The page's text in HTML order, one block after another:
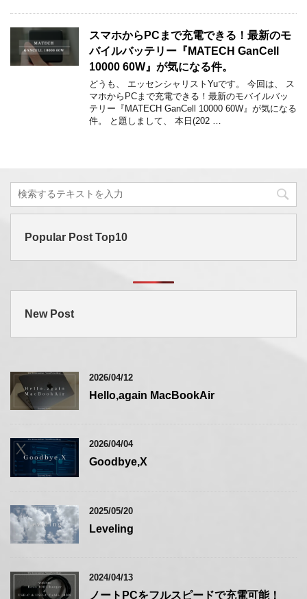
スマホからPCまで充電できる！最新のモ
バイルバッテリー『MATECH GanCell
10000 60W』が気になる件。
どうも、 エッセンシャリストYuです。 今回は、 ス
マホからPCまで充電できる！最新のモバイルバッ
テリー『MATECH GanCell 10000 60W』が気になる
件。 と題しまして、 本日(202 …
Popular Post Top10
New Post
2026/04/12
Hello,again MacBookAir
2026/04/04
Goodbye,X
2025/05/20
Leveling
2024/04/13
ノートPCをフルスピードで充電可能！